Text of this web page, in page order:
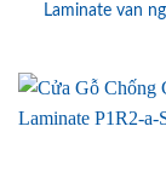
Laminate van